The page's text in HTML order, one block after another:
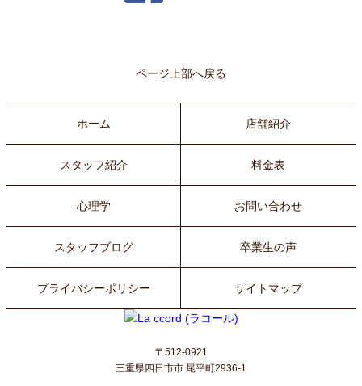
ページ上部へ戻る
ホーム 店舗紹介
スタッフ紹介 料金表
心理学 お問い合わせ
スタッフブログ 卒業生の声
プライバシーポリシー サイトマップ
〒512-0921
三重県四日市市 尾平町2936-1